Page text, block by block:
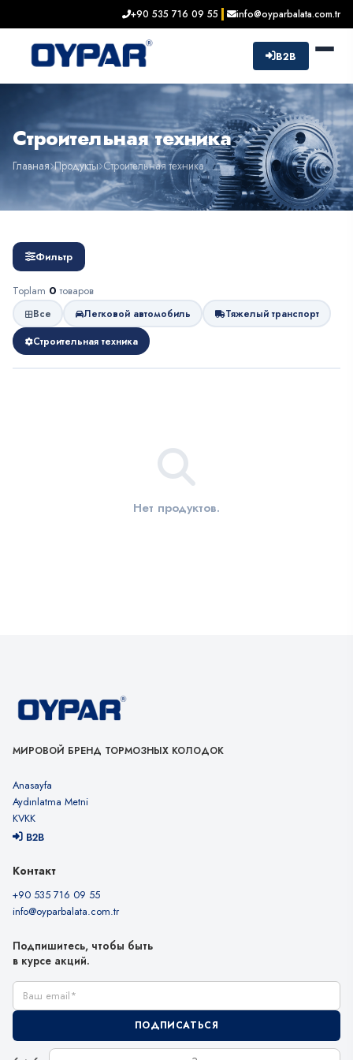
+90 535 716 09 55 info@oyparbalata.com.tr
B2B
Строительная техника
Главная Продукты Строительная техника
Фильтр
Toplam 0 товаров
Все Легковой автомобиль
Тяжелый транспорт
Строительная техника
Нет продуктов.
МИРОВОЙ БРЕНД ТОРМОЗНЫХ КОЛОДОК
Anasayfa
Aydınlatma Metni
KVKK
B2B
Контакт
+90 535 716 09 55
info@oyparbalata.com.tr
Подпишитесь, чтобы быть
в курсе акций.
Ваш email
ПОДПИСАТЬСЯ